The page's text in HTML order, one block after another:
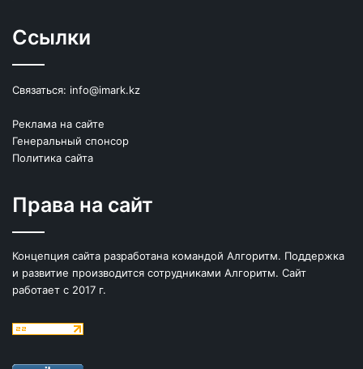
Ссылки
Связаться: info@imark.kz
Реклама на сайте
Генеральный спонсор
Политика сайта
Права на сайт
Концепция сайта разработана командой Алгоритм. Поддержка
и развитие производится сотрудниками Алгоритм. Сайт
работает с 2017 г.